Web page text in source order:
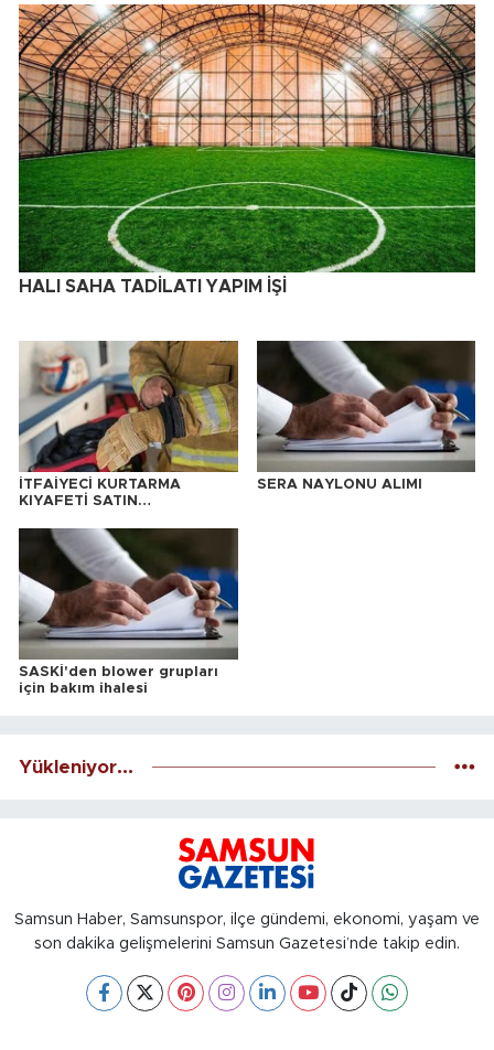
HALI SAHA TADİLATI YAPIM İŞİ
İTFAİYECİ KURTARMA
KIYAFETİ SATIN
SERA NAYLONU ALIMI
SASKİ'den blower grupları
için bakım ihalesi
Yükleniyor...
Samsun Haber, Samsunspor, ilçe gündemi, ekonomi, yaşam ve
son dakika gelişmelerini Samsun Gazetesi’nde takip edin.